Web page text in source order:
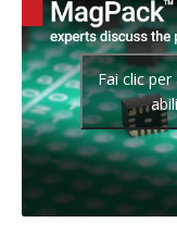
Fai clic